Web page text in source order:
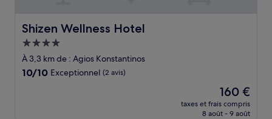
Shizen Wellness Hotel
Shizen Wellness Hotel
Hébergement
4.0 étoiles
À 3,3 km de : Agios Konstantinos
10.0
10/10 Exceptionnel (2 avis)
Le
nouveau
prix
160 €
taxes et frais compris
8 août - 9 août